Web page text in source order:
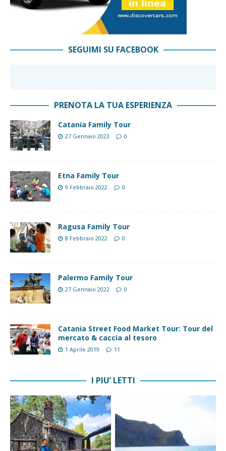
SEGUIMI SU FACEBOOK
PRENOTA LA TUA ESPERIENZA
Catania Family Tour
27 Gennaio 2023 0
Etna Family Tour
9 Febbraio 2022 0
Ragusa Family Tour
8 Febbraio 2022 0
Palermo Family Tour
27 Gennaio 2022 0
Catania Street Food Market Tour: Tour del
mercato & caccia al tesoro
1 Aprile 2019 11
I PIU’ LETTI